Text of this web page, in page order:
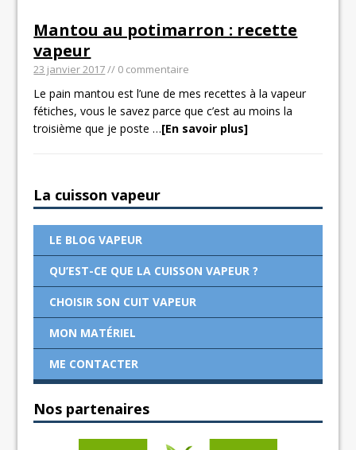
Mantou au potimarron : recette
vapeur
23 janvier 2017// 0 commentaire
Le pain mantou est l’une de mes recettes à la vapeur
fétiches, vous le savez parce que c’est au moins la
troisième que je poste…[En savoir plus]
La cuisson vapeur
LE BLOG VAPEUR
QU’EST-CE QUE LA CUISSON VAPEUR ?
CHOISIR SON CUIT VAPEUR
MON MATÉRIEL
ME CONTACTER
Nos partenaires